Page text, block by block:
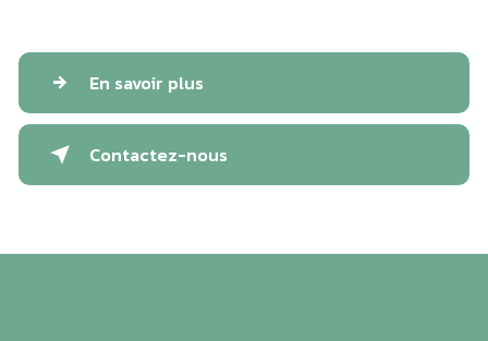
En savoir plus
Contactez-nous